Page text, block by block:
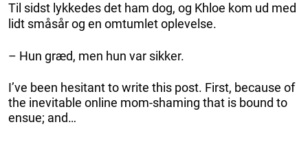
Til sidst lykkedes det ham dog, og Khloe kom ud med
lidt småsår og en omtumlet oplevelse.
– Hun græd, men hun var sikker.
I’ve been hesitant to write this post. First, because of
the inevitable online mom-shaming that is bound to
ensue; and…